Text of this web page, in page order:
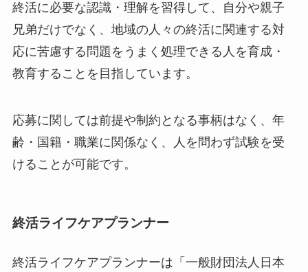
終活に必要な認識・理解を習得して、自分や親子
兄弟だけでなく、地域の人々の終活に関連する対
応に苦慮する問題をうまく処理できる人を育成・
教育することを目指しています。
応募に関しては前提や制約となる事柄はなく、年
齢・国籍・職業に関係なく、人を問わず試験を受
けることが可能です。
終活ライフケアプランナー
終活ライフケアプランナーは「一般財団法人日本